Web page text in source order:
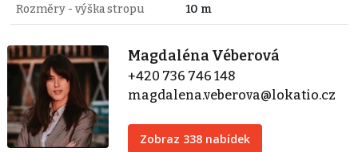
Rozměry - výška stropu 10 m
Magdaléna Véberová
+420 736 746 148
magdalena.veberova@lokatio.cz
Zobraz 338 nabídek